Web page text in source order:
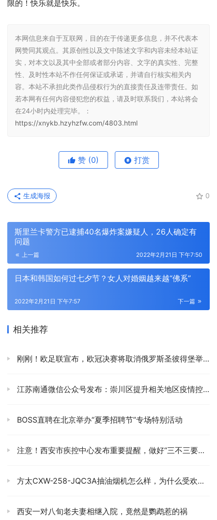
限的！快乐就是快乐。
本网信息来自于互联网，目的在于传递更多信息，并不代表本
网赞同其观点。其原创性以及文中陈述文字和内容未经本站证
实，对本文以及其中全部或者部分内容、文字的真实性、完整
性、及时性本站不作任何保证或承诺，并请自行核实相关内
容。本站不承担此类作品侵权行为的直接责任及连带责任。如
若本网有任何内容侵犯您的权益，请及时联系我们，本站将会
在24小时内处理完毕。：
https://xnykb.hzyhzfw.com/4803.html
赞 (0) 打赏
0
生成海报
斯里兰卡警方已逮捕40名爆炸案嫌疑人，26人确定有
问题
上一篇 2022年2月21日 下午7:50
日本和韩国如何过七夕节？女人对婚姻越来越“佛系”
下一篇
2022年2月21日 下午7:57
相关推荐
刚刚！欧足联宣布，欧冠决赛将取消俄罗斯圣彼得堡举办
江苏南通微信公众号发布：崇川区提升相关地区疫情控制水平
BOSS直聘在北京举办“夏季招聘节”专场特别活动
注意！西安市疾控中心发布重要提醒，做好“三不三要三护”
方太CXW-258-JQC3A抽油烟机怎么样，为什么受欢迎，好在哪里
西安一对八旬老夫妻相继入院，竟然是鹦鹉惹的祸